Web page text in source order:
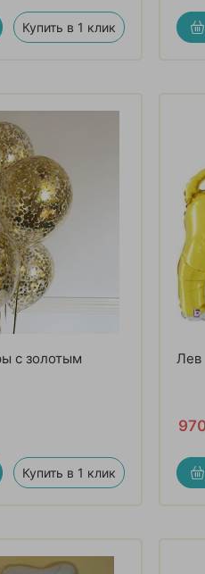
Купить в 1 клик
с золотым
Купить в 1 клик
Лев